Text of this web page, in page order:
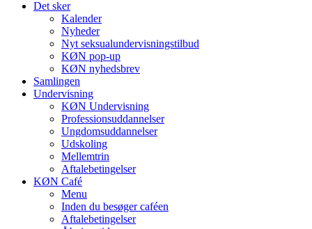
Det sker
Kalender
Nyheder
Nyt seksualundervisningstilbud
KØN pop-up
KØN nyhedsbrev
Samlingen
Undervisning
KØN Undervisning
Professionsuddannelser
Ungdomsuddannelser
Udskoling
Mellemtrin
Aftalebetingelser
KØN Café
Menu
Inden du besøger caféen
Aftalebetingelser